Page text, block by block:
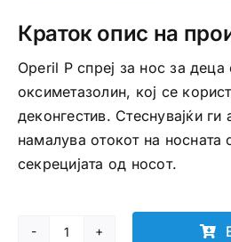
Краток опис на
Operil P спреј за нос за
оксиметазолин, кој се
деконгестив. Стеснувајќи ги
намалува отокот на носната
секрецијата од носот.